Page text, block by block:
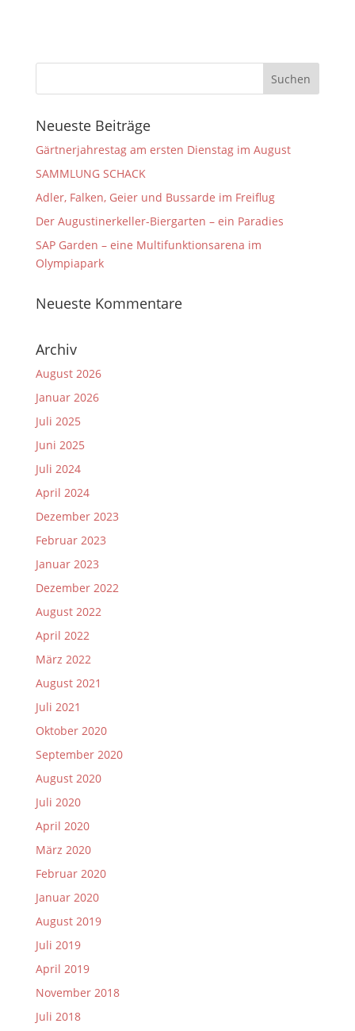
Neueste Beiträge
Gärtnerjahrestag am ersten Dienstag im August
SAMMLUNG SCHACK
Adler, Falken, Geier und Bussarde im Freiflug
Der Augustinerkeller-Biergarten – ein Paradies
SAP Garden – eine Multifunktionsarena im
Olympiapark
Neueste Kommentare
Archiv
August 2026
Januar 2026
Juli 2025
Juni 2025
Juli 2024
April 2024
Dezember 2023
Februar 2023
Januar 2023
Dezember 2022
August 2022
April 2022
März 2022
August 2021
Juli 2021
Oktober 2020
September 2020
August 2020
Juli 2020
April 2020
März 2020
Februar 2020
Januar 2020
August 2019
Juli 2019
April 2019
November 2018
Juli 2018